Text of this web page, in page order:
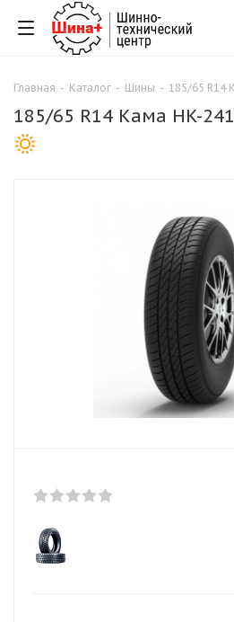
Главная - Каталог - Шины - 185/65 R14
185/65 R14 Кама HK-